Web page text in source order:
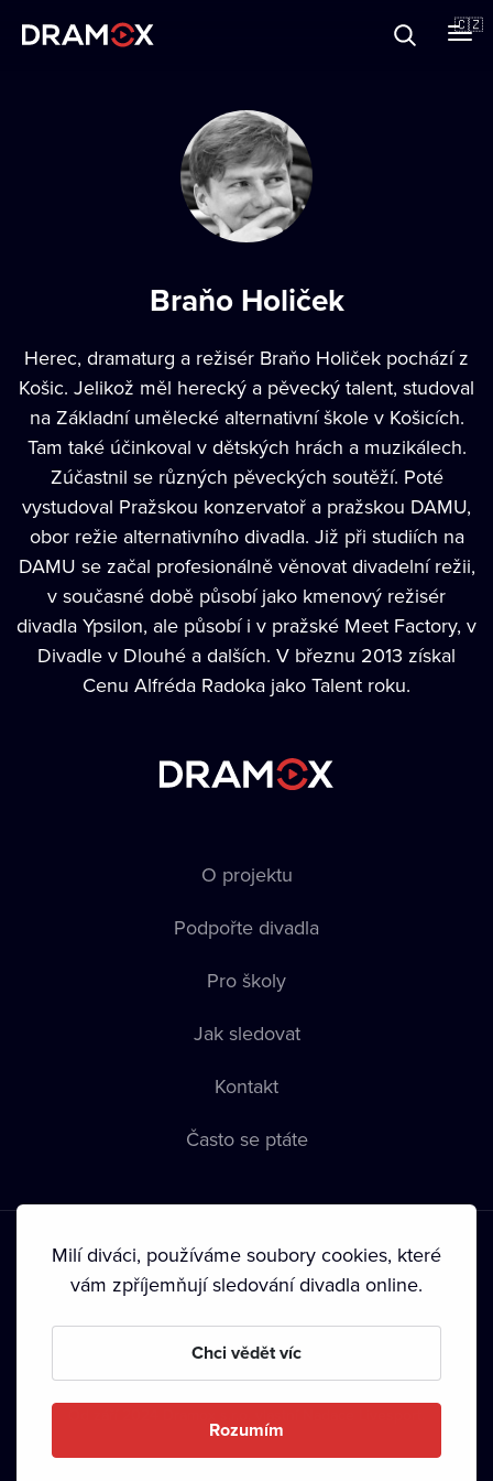
🇨🇿
Braňo Holiček
Herec, dramaturg a režisér Braňo Holiček pochází z
Košic. Jelikož měl herecký a pěvecký talent, studoval
na Základní umělecké alternativní škole v Košicích.
Tam také účinkoval v dětských hrách a muzikálech.
Zúčastnil se různých pěveckých soutěží. Poté
vystudoval Pražskou konzervatoř a pražskou DAMU,
obor režie alternativního divadla. Již při studiích na
DAMU se začal profesionálně věnovat divadelní režii,
v současné době působí jako kmenový režisér
divadla Ypsilon, ale působí i v pražské Meet Factory, v
Divadle v Dlouhé a dalších. V březnu 2013 získal
Cenu Alfréda Radoka jako Talent roku.
O projektu
Podpořte divadla
Pro školy
Jak sledovat
Kontakt
Často se ptáte
Podmínky používání • Ochrana soukromí • Zásady používání
• Autorská práva•
Milí diváci, používáme soubory cookies, které
vám zpříjemňují sledování divadla online.
Chci vědět víc
Rozumím